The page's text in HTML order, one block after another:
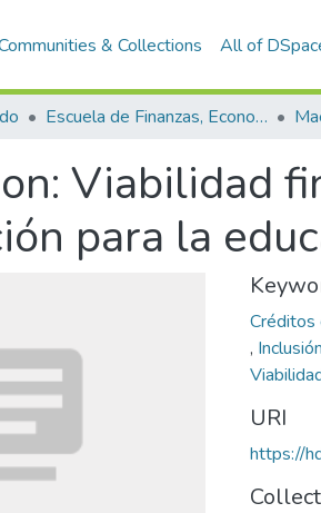
& Collections All of
Escuela de Finanzas, Economía y Gobierno
Viabilidad
para la
Créditos
,
URI
https://